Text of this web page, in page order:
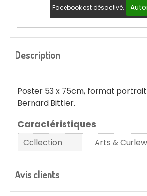
Facebook est désactivé.
Description
Poster 53 x 75cm, format
Bernard Bittler.
Caractéristiques
Collection Arts & Curlew
Avis clients